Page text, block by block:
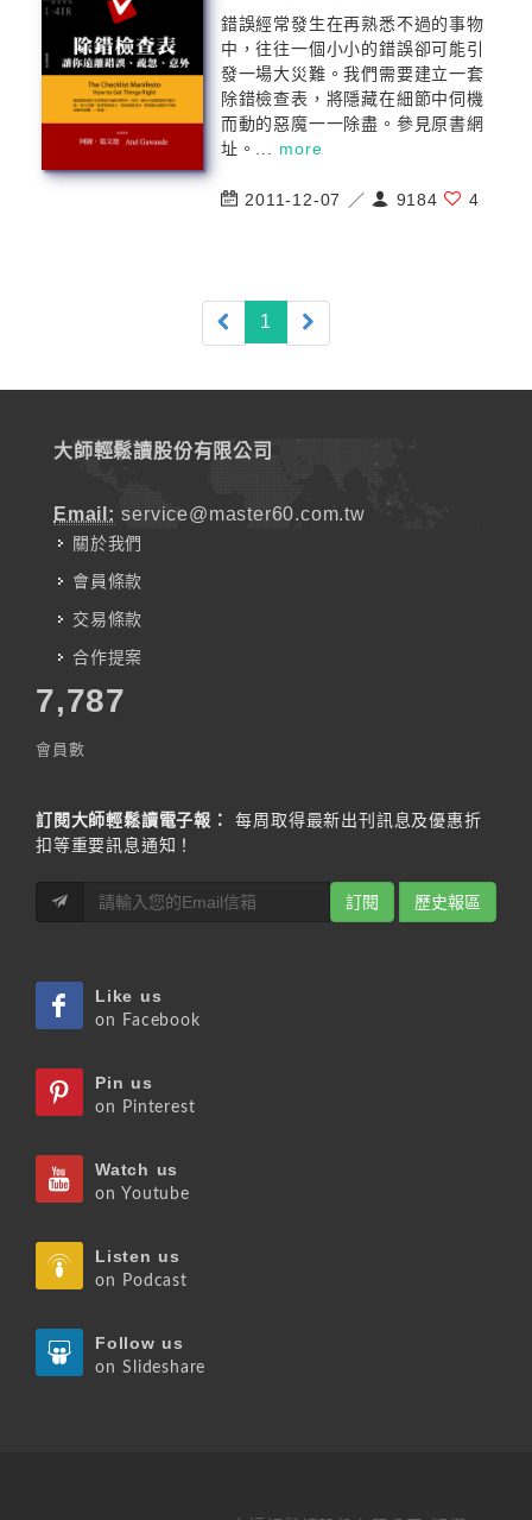
錯誤經常發生在再熟悉不過的事物
中，往往一個小小的錯誤卻可能引
發一場大災難。我們需要建立一套
除錯檢查表，將隱藏在細節中伺機
而動的惡魔一一除盡。參見原書網
址。... more
2011-12-07 ／ 9184 4
1 (current)
大師輕鬆讀股份有限公司
Email: service@master60.com.tw
關於我們
會員條款
交易條款
合作提案
7,787
會員數
訂閱大師輕鬆讀電子報：
每周取得最新出刊訊息及優惠折
扣等重要訊息通知！
訂閱 歷史報區
Like us
on Facebook
Pin us
on Pinterest
Watch us
on Youtube
Listen us
on Podcast
Follow us
on Slideshare